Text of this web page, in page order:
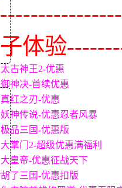
子体验
太古神王2-优惠
御神决-首续优惠
真红之刃-优惠
妖神传说-优惠忍者风暴
极品三国-优惠版
大掌门2-超级优惠满福利
大皇帝-优惠征战天下
胡了三国-优惠扣版